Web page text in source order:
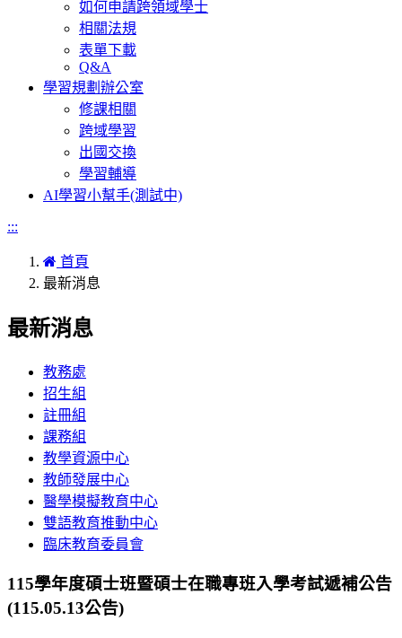
如何申請跨領域學士
相關法規
表單下載
Q&A
學習規劃辦公室
修課相關
跨域學習
出國交換
學習輔導
AI學習小幫手(測試中)
:::
首頁
最新消息
最新消息
教務處
招生組
註冊組
課務組
教學資源中心
教師發展中心
醫學模擬教育中心
雙語教育推動中心
臨床教育委員會
115學年度碩士班暨碩士在職專班入學考試遞補公告
(115.05.13公告)